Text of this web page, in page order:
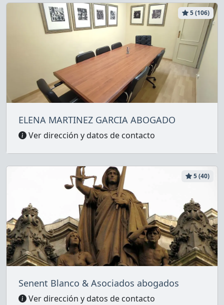
5 (106)
ELENA MARTINEZ GARCIA ABOGADO
Ver dirección y datos de contacto
5 (40)
Senent Blanco & Asociados abogados
Ver dirección y datos de contacto